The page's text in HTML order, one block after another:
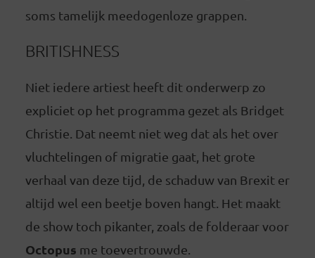
soms tamelijk meedogenloze grappen.
BRITISHNESS
Niet iedere artiest heeft dit onderwerp zo
expliciet op het programma gezet als Bridget
Christie. Dat neemt niet weg dat als het over
vluchtelingen of migratie gaat, het grote
verhaal van deze tijd, de schaduw van Brexit er
altijd wel een beetje boven hangt. Het maakt
de show toch pikanter, zoals de folderaar voor
Octopus me toevertrouwde.